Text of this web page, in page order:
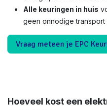
Alle keuringen in huis
geen onnodige transport
Vraag meteen je EPC
Hoeveel kost een